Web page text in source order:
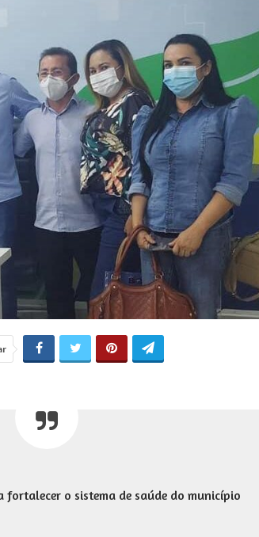
o sistema de saúde do município